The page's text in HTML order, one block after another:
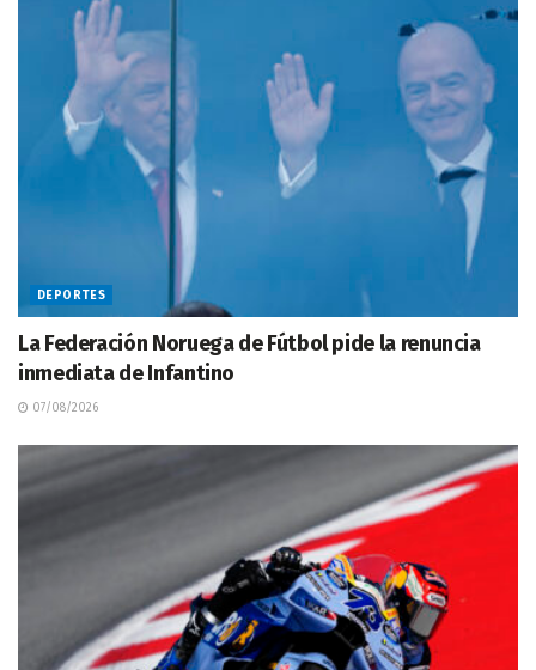
DEPORTES
La Federación Noruega de Fútbol pide la renuncia
inmediata de Infantino
07/08/2026